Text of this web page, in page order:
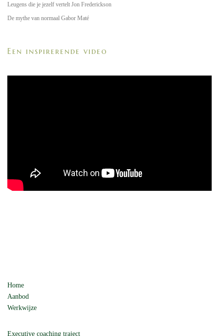
Leugens die je jezelf vertelt Jon Frederickson
De mythe van normaal Gabor Maté
Een inspirerende video
Home
Aanbod
Werkwijze
Executive coaching traject